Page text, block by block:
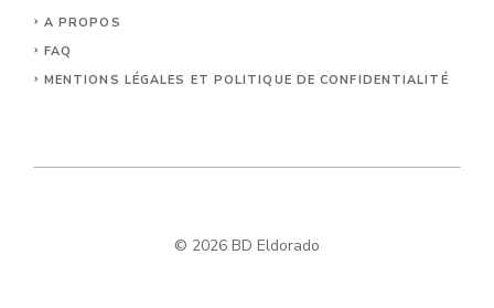
A PROPOS
FAQ
MENTIONS LÉGALES ET POLITIQUE DE CONFIDENTIALITÉ
© 2026 BD Eldorado